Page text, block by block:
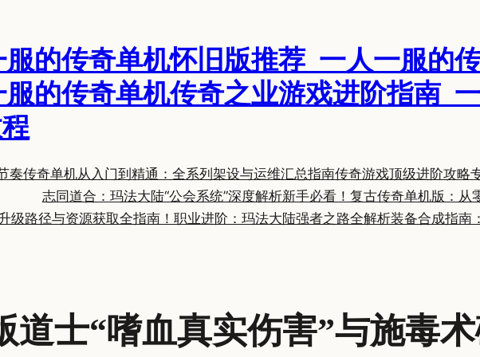
的传奇单机怀旧版推荐_一人一服的
的传奇单机传奇之业游戏进阶指南_
奏传奇单机从入门到精通：全系列架设与运维汇总指南传奇游戏顶级进阶攻略
志同道合：玛法大陆“公会系统”深度解析新手必看！复古传奇单机版：从
级路径与资源获取全指南！ 职业进阶：玛法大陆强者之路全解析装备合成指南
道士“嗜血真实伤害”与施毒